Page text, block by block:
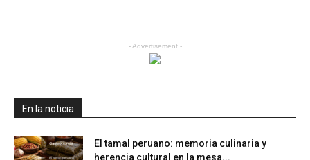
- Advertisement -
En la noticia
El tamal peruano: memoria culinaria y
herencia cultural en la mesa...